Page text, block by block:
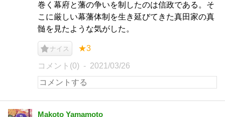
巻く幕府と藩の争いを制したのは信政である。そ
こに厳しい幕藩体制を生き延びてきた真田家の真
髄を見たような気がした。
ナイス ★3
コメント(0) 2021/03/26
Makoto Yamamoto